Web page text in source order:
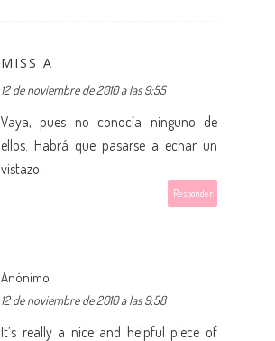
MISS A
12 de noviembre de 2010 a las 9:55
Vaya, pues no conocía ninguno de
ellos. Habrá que pasarse a echar un
vistazo.
Responder
Anónimo
12 de noviembre de 2010 a las 9:58
It’s really a nice and helpful piece of